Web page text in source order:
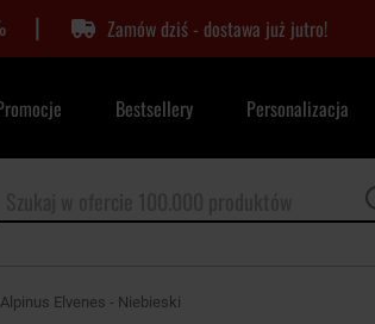
| Zamów dziś - dostawa już jutro!
Bestsellery Personalizacja
Elvenes - Niebieski